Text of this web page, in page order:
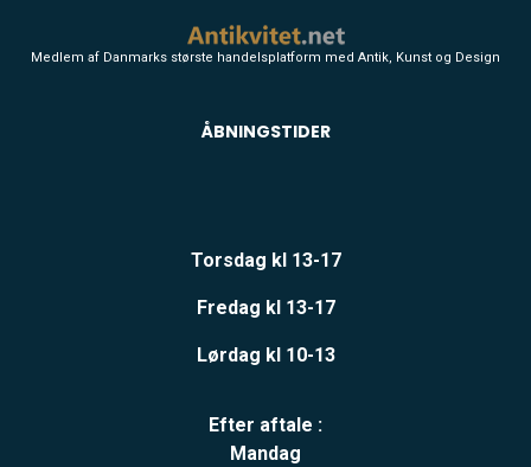
Medlem af Danmarks største handelsplatform med Antik, Kunst og Design
ÅBNINGSTIDER
Torsdag kl 13-17
Fredag kl 13-17
Lørdag kl 10-13
Efter aftale :
Mandag